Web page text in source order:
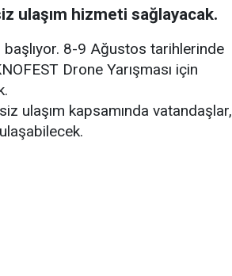
ulaşım hizmeti sağlayacak.
başlıyor. 8-9 Ağustos tarihlerinde
Drone Yarışması için
ulaşım kapsamında vatandaşlar,